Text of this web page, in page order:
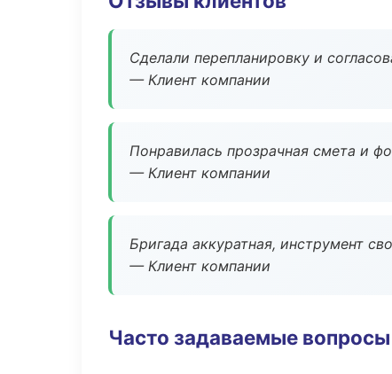
Сделали перепланировку и
— Клиент компании
Понравилась прозрачная смета и
— Клиент компании
Бригада аккуратная, инструмент
— Клиент компании
Часто задаваемые вопросы